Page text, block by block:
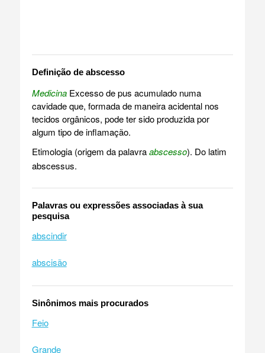
Definição de abscesso
MedicinaExcesso de pus acumulado numa
cavidade que, formada de maneira acidental nos
tecidos orgânicos, pode ter sido produzida por
algum tipo de inflamação.
Etimologia (origem da palavraabscesso). Do latim
abscessus.
Palavras ou expressões associadas à sua
pesquisa
abscindir
abscisão
Sinônimos mais procurados
Feio
Grande